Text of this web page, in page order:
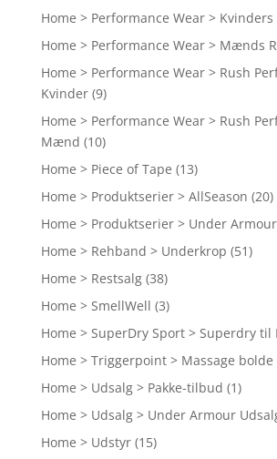
Home > Performance Wear > Kvinders
Home > Performance Wear > Mænds
Home > Performance Wear > Rush
Kvinder (9)
Home > Performance Wear > Rush
Mænd (10)
Home > Piece of Tape (13)
Home > Produktserier > AllSeason (20)
Home > Produktserier > Under
Home > Rehband > Underkrop (51)
Home > Restsalg (38)
Home > SmellWell (3)
Home > SuperDry Sport > Superdry
Home > Triggerpoint > Massage bolde
Home > Udsalg > Pakke-tilbud (1)
Home > Udsalg > Under Armour
Home > Udstyr (15)